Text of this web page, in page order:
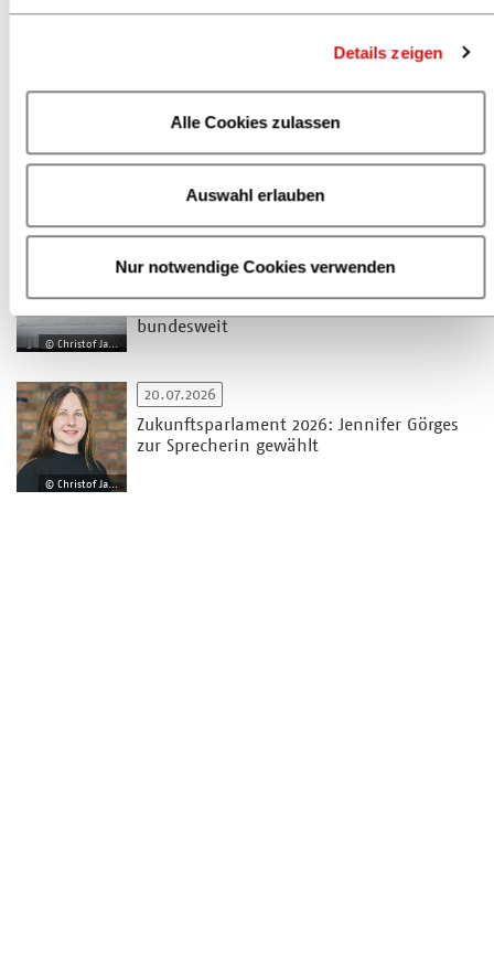
Details zeigen
Alle Cookies zulassen
Auswahl erlauben
Nur notwendige Cookies verwenden
07.08.2026
Einsatz im Handel
Deutscher Buchpreis 2026: Lesungen und
Gespräche mit den Nominierten
bundesweit
© Christof Jakob
20.07.2026
Zukunftsparlament 2026: Jennifer Görges
zur Sprecherin gewählt